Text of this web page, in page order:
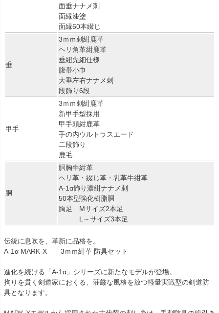
面垂ナナメ刺
面縁漆塗
面縁60本綴じ
垂
3ｍｍ刺紺鹿革
ヘリ角革紺鹿革
垂紐先細仕様
腹帯小巾
大垂左右ナナメ刺
段飾り6段
甲手
3ｍｍ刺紺鹿革
新甲手型採用
甲手頭紺鹿革
手の内ウルトラスエード
二段飾り
鹿毛
胴
胴胸牛紺革
ヘリ革・綴じ革・乳革牛紺革
A-1α飾り濃紺ナナメ刺
50本型強化樹脂胴
胸足 Mサイズ2本足
L～サイズ3本足
伝統に息吹を、革新に品格を。
A-1α MARK-X 3ｍｍ紺革 防具セット
進化を続ける「A-1α」シリーズに新たなモデルが登場。
拘りを貫く剣道家におくる、荘厳な風格を放つ軽量実戦型の剣道防
具となります。